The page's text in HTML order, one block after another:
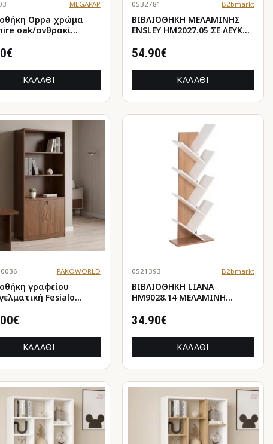
MEGAPAP
Oppa χρώμα
oak/ανθρακί
ΚΑΛΆΘΙ
0532781 B2bmarkt
ΒΙΒΛΙΟΘΗΚΗ ΜΕΛΑΜΙΝΗΣ
ENSLEY HM2027.05 ΣΕ ΛΕΥΚΗ
54.90€
ΚΑΛΆΘΙ
PAKOWORLD
γραφείου
Fesialo
ΚΑΛΆΘΙ
0521393 B2bmarkt
ΒΙΒΛΙΟΘΗΚΗ LIANA
HM9028.14 ΜΕΛΑΜΙΝΗ
46x22x128,5Yεκ.
34.90€
ΚΑΛΆΘΙ